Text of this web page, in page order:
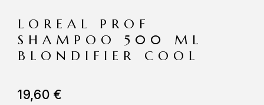
LOREAL PROF
SHAMPOO 500 ML
BLONDIFIER COOL
19,60 €